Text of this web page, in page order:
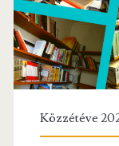
Közzétéve